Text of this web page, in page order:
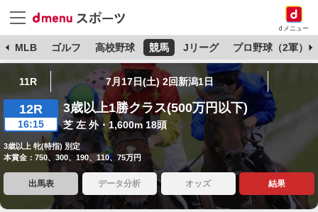
dメニュー
MLB ゴルフ 高校野球 競馬 Jリーグ プロ野球（2軍）
11R 7月17日(土) 2回新潟1日
12R
16:15
3歳以上1勝クラス(500万円以下)
芝 左 外・1,600m 18頭
3歳以上 牝(特指) 別定
本賞金：750、300、190、110、75万円
出馬表 データ分析 オッズ 結果